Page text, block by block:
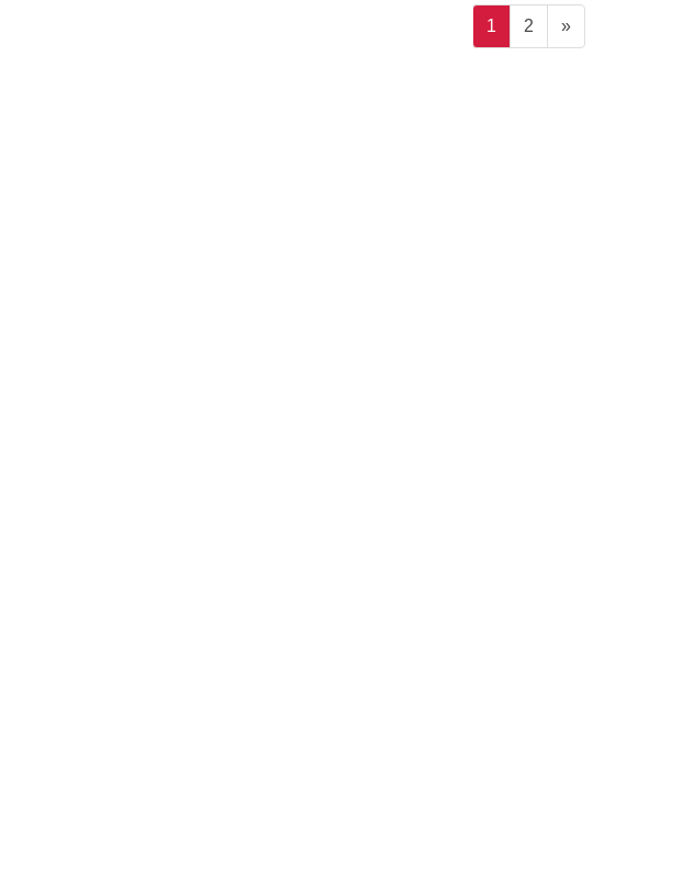
固
定
1
固
定
2 »